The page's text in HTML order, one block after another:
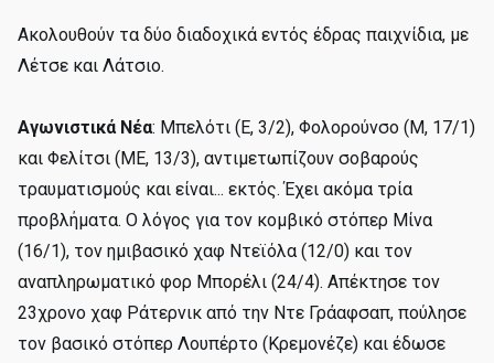
Ακολουθούν τα δύο διαδοχικά εντός έδρας παιχνίδια, με
Λέτσε και Λάτσιο.
Αγωνιστικά Νέα: Μπελότι (Ε, 3/2), Φολορούνσο (Μ, 17/1)
και Φελίτσι (ΜΕ, 13/3), αντιμετωπίζουν σοβαρούς
τραυματισμούς και είναι... εκτός. Έχει ακόμα τρία
προβλήματα. Ο λόγος για τον κομβικό στόπερ Μίνα
(16/1), τον ημιβασικό χαφ Ντεϊόλα (12/0) και τον
αναπληρωματικό φορ Μπορέλι (24/4). Απέκτησε τον
23χρονο χαφ Ράτερνικ από την Ντε Γράαφσαπ, πούλησε
τον βασικό στόπερ Λουπέρτο (Κρεμονέζε) και έδωσε